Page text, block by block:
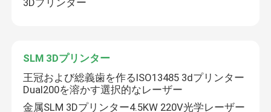
3Dプリンター
SLM 3Dプリンター
王冠および総義歯を作るISO13485 3dプリンター
Dual200を溶かす選択的なレーザー
金属SLM 3Dプリンター4.5KW 220V光学レーザー